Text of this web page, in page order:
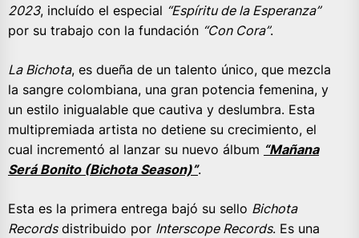
2023, incluído el especial “Espíritu de la Esperanza”
por su trabajo con la fundación “Con Cora”.
La Bichota, es dueña de un talento único, que mezcla
la sangre colombiana, una gran potencia femenina, y
un estilo inigualable que cautiva y deslumbra. Esta
multipremiada artista no detiene su crecimiento, el
cual incrementó al lanzar su nuevo álbum “Mañana
Será Bonito (Bichota Season)”.
Esta es la primera entrega bajó su sello Bichota
Recordsdistribuido por Interscope Records. Es una